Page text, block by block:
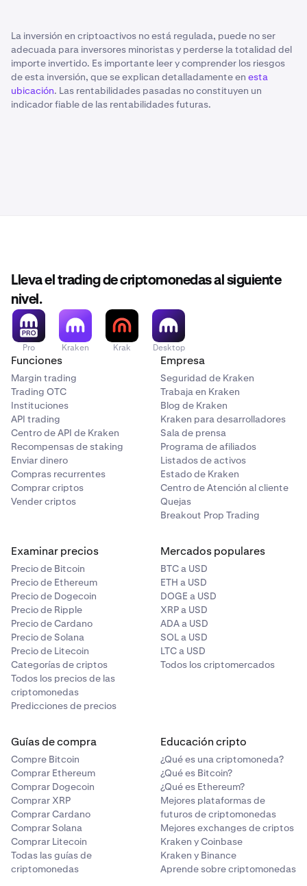
La inversión en criptoactivos no está regulada, puede no ser
adecuada para inversores minoristas y perderse la totalidad del
importe invertido. Es importante leer y comprender los riesgos
de esta inversión, que se explican detalladamente en esta
ubicación. Las rentabilidades pasadas no constituyen un
indicador fiable de las rentabilidades futuras.
Lleva el trading de criptomonedas al siguiente
nivel.
Pro Kraken Krak Desktop
Funciones
Margin trading
Trading OTC
Instituciones
API trading
Centro de API de Kraken
Recompensas de staking
Enviar dinero
Compras recurrentes
Comprar criptos
Vender criptos
Empresa
Seguridad de Kraken
Trabaja en Kraken
Blog de Kraken
Kraken para desarrolladores
Sala de prensa
Programa de afiliados
Listados de activos
Estado de Kraken
Centro de Atención al cliente
Quejas
Breakout Prop Trading
Examinar precios
Precio de Bitcoin
Precio de Ethereum
Precio de Dogecoin
Precio de Ripple
Precio de Cardano
Precio de Solana
Precio de Litecoin
Categorías de criptos
Todos los precios de las
criptomonedas
Predicciones de precios
Mercados populares
BTC a USD
ETH a USD
DOGE a USD
XRP a USD
ADA a USD
SOL a USD
LTC a USD
Todos los criptomercados
Guías de compra
Compre Bitcoin
Comprar Ethereum
Comprar Dogecoin
Comprar XRP
Comprar Cardano
Comprar Solana
Comprar Litecoin
Todas las guías de
criptomonedas
Educación cripto
¿Qué es una criptomoneda?
¿Qué es Bitcoin?
¿Qué es Ethereum?
Mejores plataformas de
futuros de criptomonedas
Mejores exchanges de criptos
Kraken y Coinbase
Kraken y Binance
Aprende sobre criptomonedas